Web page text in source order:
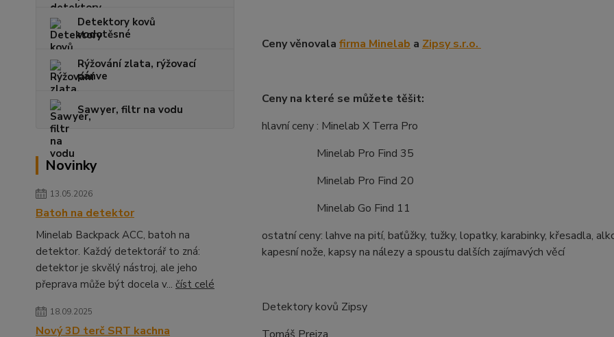
Detektory kovů
vodotěsné
Rýžování zlata, rýžovací
pánve
Sawyer, filtr na vodu
Novinky
13.05.2026
Batoh na detektor
Minelab Backpack ACC, batoh na
detektor. Každý detektorář to zná:
detektor je skvělý nástroj, ale jeho
přeprava může být docela v... číst celé
18.09.2025
Nový 3D terč SRT kachna
Ceny věnovala firma Minelab a Zipsy s.r.o.
Ceny na které se můžete těšit:
hlavní ceny : Minelab X Terra Pro
Minelab Pro Find 35
Minelab Pro Find 20
Minelab Go Find 11
ostatní ceny: lahve na pití, baťůžky, tužky, lopatky, karabinky, křesadla,
kapesní nože, kapsy na nálezy a spoustu dalších zajímavých věcí
Detektory kovů Zipsy